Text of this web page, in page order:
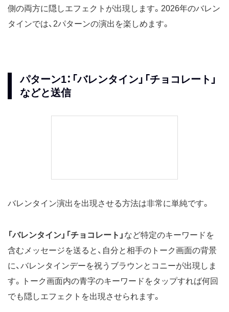
側の両方に隠しエフェクトが出現します。2026年のバレン
タインでは、2パターンの演出を楽しめます。
パターン1：「バレンタイン」「チョコレート」
などと送信
バレンタイン演出を出現させる方法は非常に単純です。
「バレンタイン」 「チョコレート」 など特定のキーワードを
含むメッセージを送ると、自分と相手のトーク画面の背景
に、バレンタインデーを祝うブラウンとコニーが出現しま
す。トーク画面内の青字のキーワードをタップすれば何回
でも隠しエフェクトを出現させられます。